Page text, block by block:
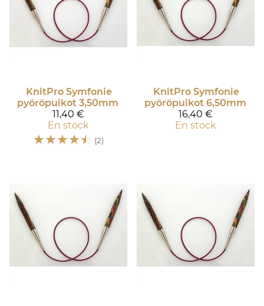
KnitPro Symfonie
pyöröpuikot 3,50mm
11,40 €
En stock
☆☆☆☆☆ (2)
KnitPro Symfonie
pyöröpuikot 6,50mm
16,40 €
En stock